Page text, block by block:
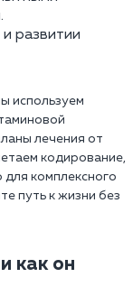
развитии
используем
лечения от
кодирование,
комплексного
путь к жизни без
как он